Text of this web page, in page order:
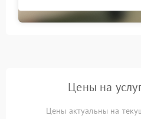
Цены на
Цены актуальны на